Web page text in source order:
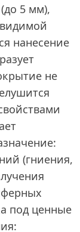
5 мм),
нанесение
не
(гниения,
под ценные